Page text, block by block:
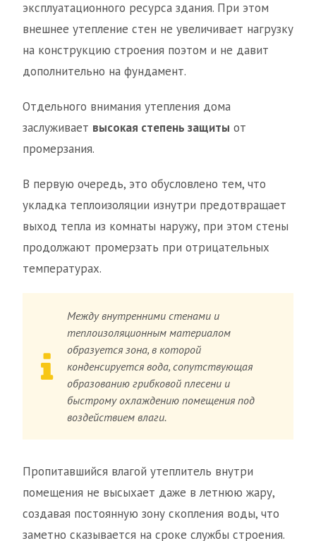
эксплуатационного ресурса здания. При этом
внешнее утепление стен не увеличивает нагрузку
на конструкцию строения поэтом и не давит
дополнительно на фундамент.
Отдельного внимания утепления дома
заслуживает высокая степень защиты от
промерзания.
В первую очередь, это обусловлено тем, что
укладка теплоизоляции изнутри предотвращает
выход тепла из комнаты наружу, при этом стены
продолжают промерзать при отрицательных
температурах.
Между внутренними стенами и
теплоизоляционным материалом
образуется зона, в которой
конденсируется вода, сопутствующая
образованию грибковой плесени и
быстрому охлаждению помещения под
воздействием влаги.
Пропитавшийся влагой утеплитель внутри
помещения не высыхает даже в летнюю жару,
создавая постоянную зону скопления воды, что
заметно сказывается на сроке службы строения.